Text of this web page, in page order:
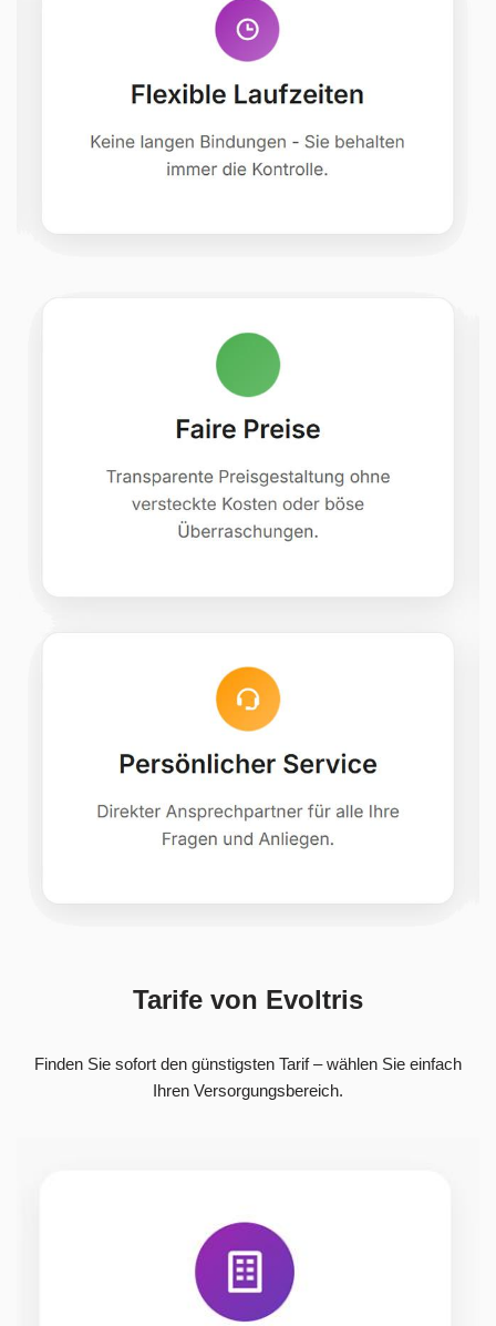
Tarife von Evoltris
Finden Sie sofort den günstigsten Tarif – wählen Sie einfach
Ihren Versorgungsbereich.